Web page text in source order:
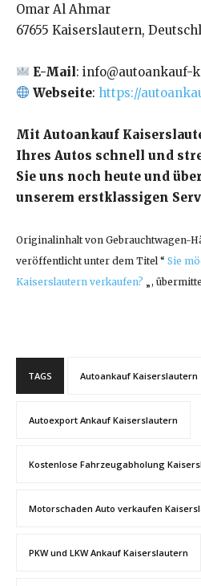
Omar Al Ahmar
67655 Kaiserslautern,
E-Mail: info@autoankauf-
Webseite:https://
Mit Autoankauf
Ihres Autos schnell und
Sie uns noch heute und
unserem erstklassigen
Originalinhalt von Gebrauchtwagen-
veröffentlicht unter dem Titel “ Sie
Kaiserslautern verkaufen? „,
TAGS Autoankauf Kaiserslautern
Autoexport Ankauf Kaiserslautern
Kostenlose Fahrzeugabholung
Motorschaden Auto verkaufen
PKW und LKW Ankauf Kaiserslautern